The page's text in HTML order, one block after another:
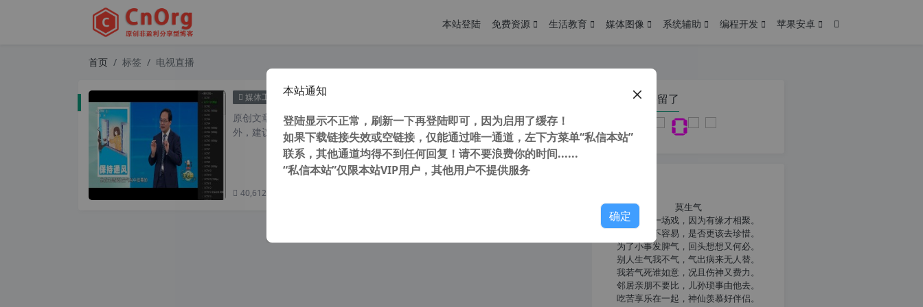
本站登陆 免费资源 生活教育 媒体图像 系统辅助 编程开发 苹果安卓
首页 标签 电视直播
媒体工具 超全全国+港台+各地+国外IPTV直播源及电脑手机看电视软件 2024年1月更新
原创文章，转载请注明： 转载自 cnorg.12hp.de 注意： 由于网站空间位于国
外，建议避开晚上的访问高...
40,612 次浏览
您在本页停留了
莫生气
人生就像一场戏，因为有缘才相聚。
相扶到老不容易，是否更该去珍惜。
为了小事发脾气，回头想想又何必。
别人生气我不气，气出病来无人替。
我若气死谁如意，况且伤神又费力。
邻居亲朋不要比，儿孙琐事由他去。
吃苦享乐在一起，神仙羡慕好伴侣。
本站通知
登陆显示不正常，刷新一下再登陆即可，因为启用了缓存！
如果下载链接失效或空链接，仅能通过唯一通道，左下方菜单“私信本站”
联系，其他通道均得不到任何回复！请不要浪费你的时间......
“私信本站”仅限本站VIP用户，其他用户不提供服务
确定